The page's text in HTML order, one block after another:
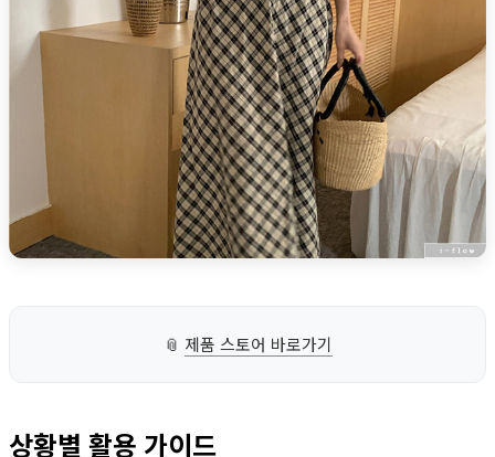
📎 제품 스토어 바로가기
상황별 활용 가이드